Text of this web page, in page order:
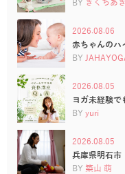
2026.08.06
赤ちゃんの
BY
2026.08.05
ヨガ未経験で
BY yuri
2026.08.05
兵庫県明石
BY 築山 萌